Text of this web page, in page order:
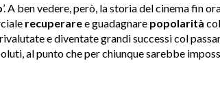
’. A ben vedere, però, la storia del cinema fin
recuperaree guadagnare popolarità col
e diventate grandi successi col
al punto che per chiunque sarebbe